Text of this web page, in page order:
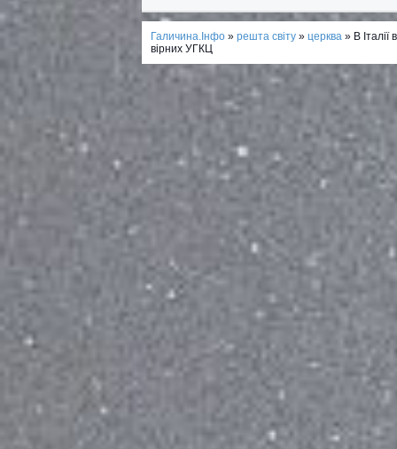
Галичина.Інфо » решта світу » церква » В
вірних УГКЦ